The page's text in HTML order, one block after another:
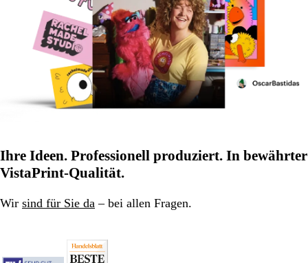
Ihre Ideen. Professionell produziert. In bewährter
VistaPrint-Qualität.
Wir sind für Sie da – bei allen Fragen.